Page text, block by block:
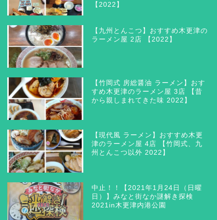
【2022】
【九州とんこつ】おすすめ木更津の
ラーメン屋 2店 【2022】
【竹岡式 房総醤油 ラーメン】おす
すめ木更津のラーメン屋 3店 【昔
から親しまれてきた味 2022】
【現代風 ラーメン】おすすめ木更
津のラーメン屋 4店 【竹岡式、九
州とんこつ以外 2022】
中止！！【2021年1月24日（日曜
日）】みなと街なか謎解き探検
2021in木更津内港公園
三井アウトレットパーク木
更津